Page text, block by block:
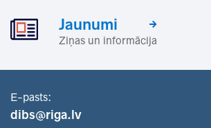
Jaunumi
Ziņas un informācija
E-pasts:
dibs@riga.lv